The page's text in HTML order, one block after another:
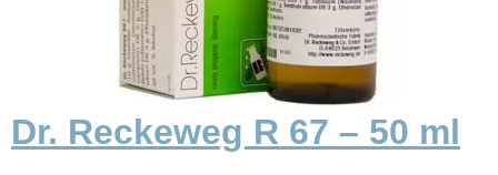
Dr. Reckeweg R 67 – 50 ml